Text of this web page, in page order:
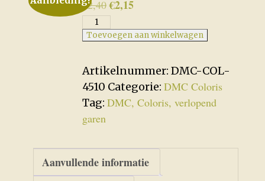
€2,40Oorspronkelijke
prijs
was:
€2,15Huidige
is:
DMC-
4510
Toevoegen aan winkelwagen
Artikelnummer: DMC-COL-
4510 Categorie: DMC Coloris
Tag: DMC, Coloris, verlopend
garen
Aanvullende informatie